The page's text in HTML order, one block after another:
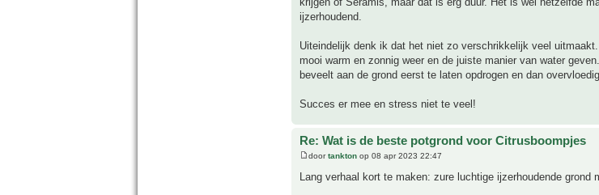
ijzerhoudend.
Uiteindelijk denk ik dat het niet zo verschrikkelijk veel
mooi warm en zonnig weer en de juiste manier van water
beveelt aan de grond eerst te laten opdrogen en dan
Succes er mee en stress niet te veel!
Re: Wat is de beste potgrond voor Citrusboompjes
doortankton op 08 apr 2023 22:47
Lang verhaal kort te maken: zure luchtige ijzerhoudende grond